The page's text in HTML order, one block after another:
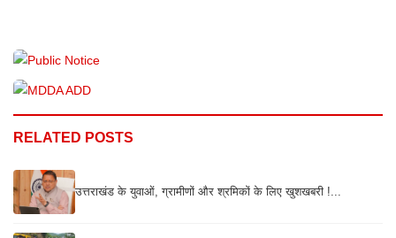
RELATED POSTS
उत्तराखंड के युवाओं, ग्रामीणों और श्रमिकों के लिए खुशखबरी !...